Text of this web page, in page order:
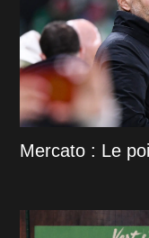
Mercato : Le